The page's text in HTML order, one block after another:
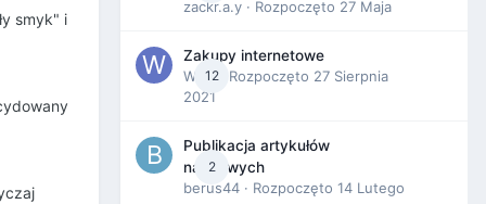
smyk" i
zackr.a.y · Rozpoczęto 27 Maja
12
Zakupy internetowe
Wula· Rozpoczęto 27 Sierpnia
2021
2
Publikacja artykułów
naukowych
berus44 · Rozpoczęto 14 Lutego